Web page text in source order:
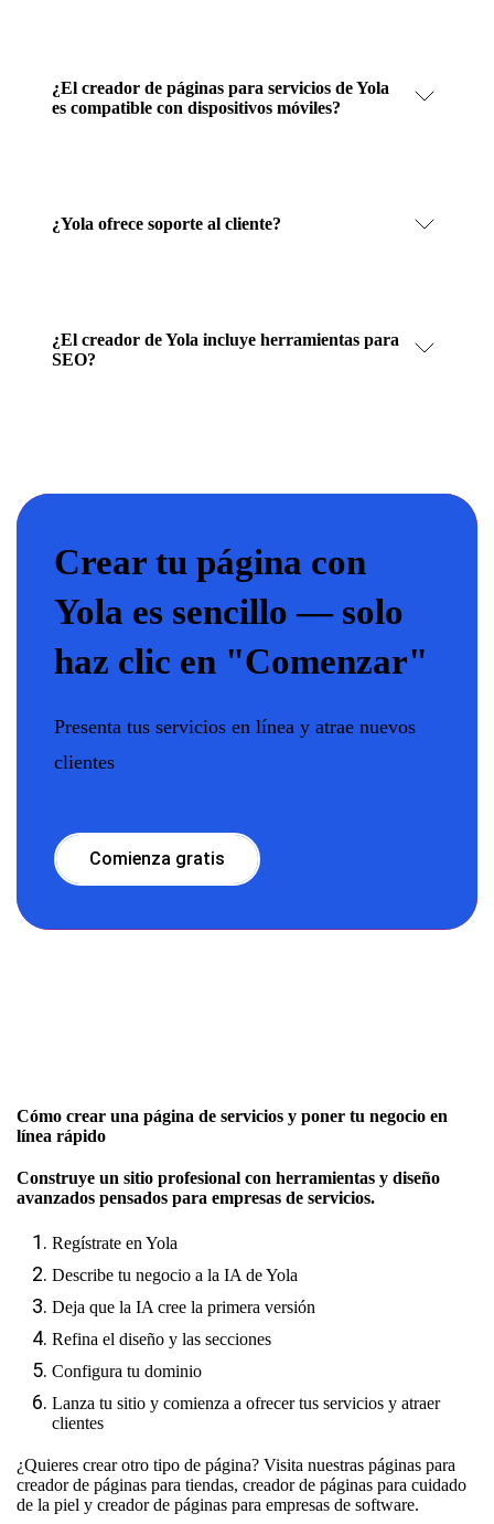
¿El creador de páginas para servicios de Yola
es compatible con dispositivos móviles?
¿Yola ofrece soporte al cliente?
¿El creador de Yola incluye herramientas para
SEO?
Crear tu página con
Yola es sencillo — solo
haz clic en "Comenzar"
Presenta tus servicios en línea y atrae nuevos
clientes
Comienza gratis
Cómo crear una página de servicios y poner tu negocio en
línea rápido
Construye un sitio profesional con herramientas y diseño
avanzados pensados para empresas de servicios.
Regístrate en Yola
Describe tu negocio a la IA de Yola
Deja que la IA cree la primera versión
Refina el diseño y las secciones
Configura tu dominio
Lanza tu sitio y comienza a ofrecer tus servicios y atraer
clientes
¿Quieres crear otro tipo de página? Visita nuestras páginas para
creador de páginas para tiendas, creador de páginas para cuidado
de la piel y creador de páginas para empresas de software.